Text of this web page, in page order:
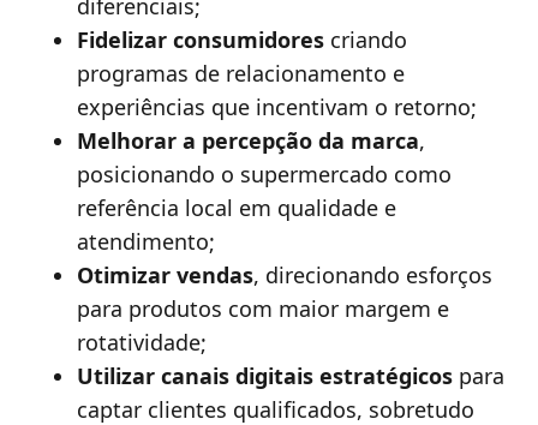
Fidelizar consumidores criando
programas de relacionamento e
experiências que incentivam o retorno;
Melhorar a percepção da marca,
posicionando o supermercado como
referência local em qualidade e
atendimento;
Otimizar vendas, direcionando esforços
para produtos com maior margem e
rotatividade;
Utilizar canais digitais estratégicos para
captar clientes qualificados, sobretudo